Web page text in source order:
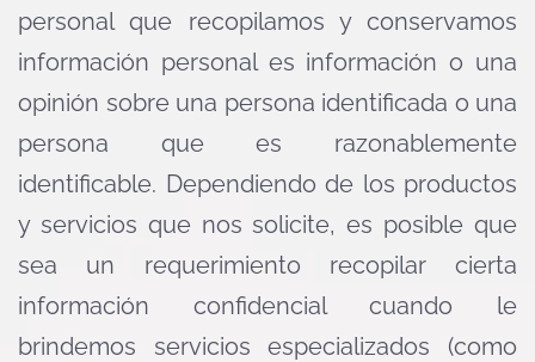
personal que recopilamos y conservamos
información personal es información o una
opinión sobre una persona identificada o una
persona que es razonablemente
identificable. Dependiendo de los productos
y servicios que nos solicite, es posible que
sea un requerimiento recopilar cierta
información confidencial cuando le
brindemos servicios especializados (como